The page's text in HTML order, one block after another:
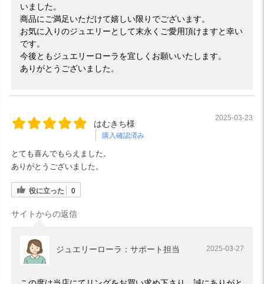
いました。
商品にご満足いただけて嬉しい限りでございます。
お気に入りのジュエリーとして末永くご愛用頂けますと幸い
です。
今後ともジュエリーローラを宜しくお願いいたします。
ありがとうございました。
はむきち様
購入確認済み
2025-03-23
とても喜んでもらえました。
ありがとうございました。
役に立った 0
サイトからの返信
ジュエリーローラ：サポート担当 2025-03-27